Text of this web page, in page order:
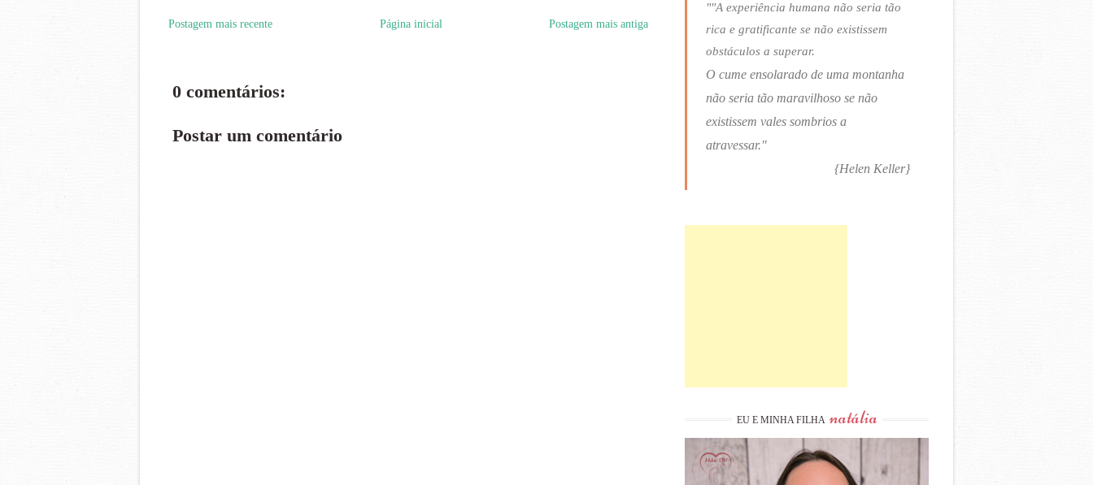
Postagem mais recente Postagem mais antiga
Página inicial
0 comentários:
Postar um comentário
""A experiência humana não seria tão
rica e gratificante se não existissem
obstáculos a superar.
O cume ensolarado de uma montanha
não seria tão maravilhoso se não
existissem vales sombrios a
atravessar."
{Helen Keller}
EU E MINHA FILHA natália